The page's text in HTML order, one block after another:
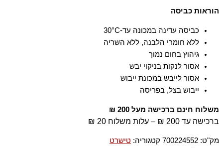
הוראות כביסה
כביסה עדינה במכונה עד-30°C
ללא חומרי הלבנה, ללא השריה
גיהוץ בחום נמוך
אסור לנקות בניקוי יבש
אסור לייבש במכונת ייבוש
ייבוש בצל, בפריסה
משלוח חינם ברכישה מעל 200 ₪
ברכישה עד 200 ₪ – עלות משלוח 20 ₪
מק"ט: 700224552 קטגוריה: טישרט